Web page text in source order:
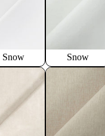
Snow Snow